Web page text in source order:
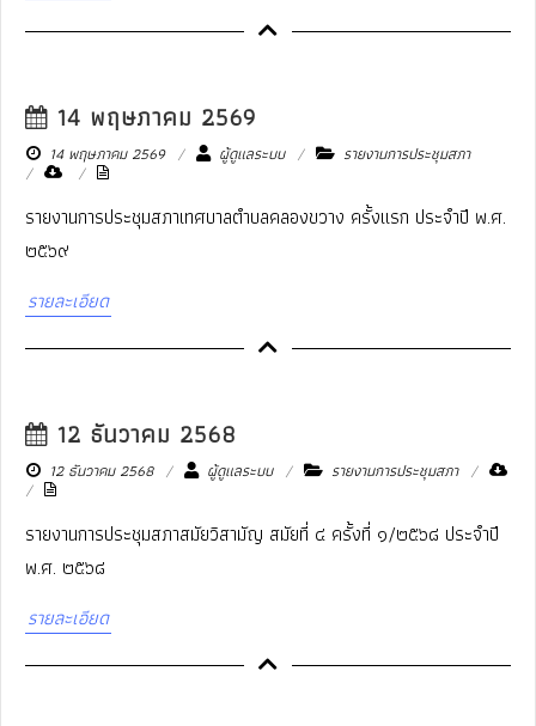
14 พฤษภาคม 2569
14 พฤษภาคม 2569 ผู้ดูแลระบบ รายงานการประชุมสภา
รายงานการประชุมสภาเทศบาลตำบลคลองขวาง ครั้งแรก ประจำปี พ.ศ.
๒๕๖๙
รายละเอียด
12 ธันวาคม 2568
12 ธันวาคม 2568 ผู้ดูแลระบบ รายงานการประชุมสภา
รายงานการประชุมสภาสมัยวิสามัญ สมัยที่ ๔ ครั้งที่ ๑/๒๕๖๘ ประจำปี
พ.ศ. ๒๕๖๘
รายละเอียด